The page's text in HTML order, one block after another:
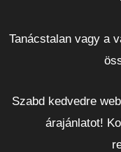
Tanácstalan vagy a
Szabd kedvedre
árajánlatot!